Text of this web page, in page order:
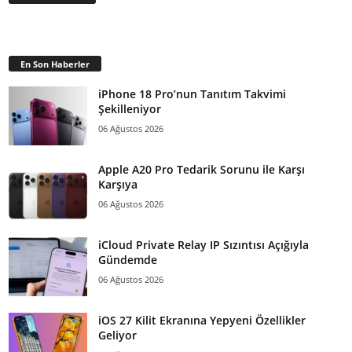
En Son Haberler
iPhone 18 Pro’nun Tanıtım Takvimi
Şekilleniyor
06 Ağustos 2026
Apple A20 Pro Tedarik Sorunu ile Karşı
Karşıya
06 Ağustos 2026
iCloud Private Relay IP Sızıntısı Açığıyla
Gündemde
06 Ağustos 2026
iOS 27 Kilit Ekranına Yepyeni Özellikler
Geliyor